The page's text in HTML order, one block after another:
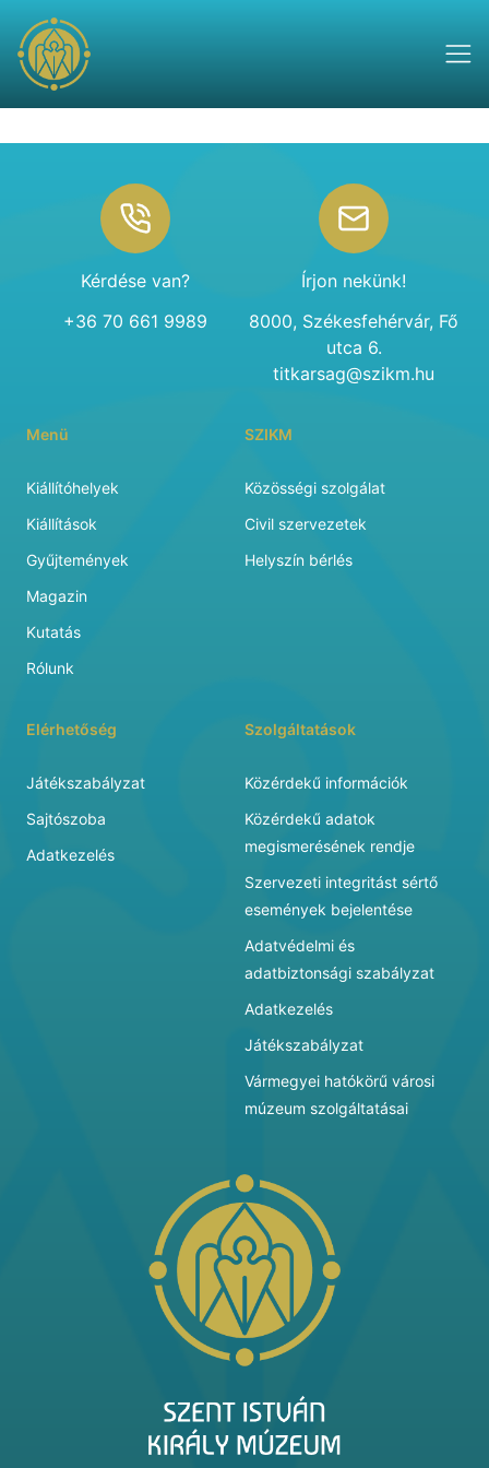
Kérdése van?
+36 70 661 9989
Írjon nekünk!
8000, Székesfehérvár, Fő
utca 6.
titkarsag@szikm.hu
Menü
Kiállítóhelyek
Kiállítások
Gyűjtemények
Magazin
Kutatás
Rólunk
SZIKM
Közösségi szolgálat
Civil szervezetek
Helyszín bérlés
Elérhetőség
Játékszabályzat
Sajtószoba
Adatkezelés
Szolgáltatások
Közérdekű információk
Közérdekű adatok
megismerésének rendje
Szervezeti integritást sértő
események bejelentése
Adatvédelmi és
adatbiztonsági szabályzat
Adatkezelés
Játékszabályzat
Vármegyei hatókörű városi
múzeum szolgáltatásai